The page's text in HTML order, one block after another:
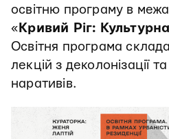
освітню програму в
« Кривий Ріг:
Освітня програма
лекцій з деколонізації
наративів.